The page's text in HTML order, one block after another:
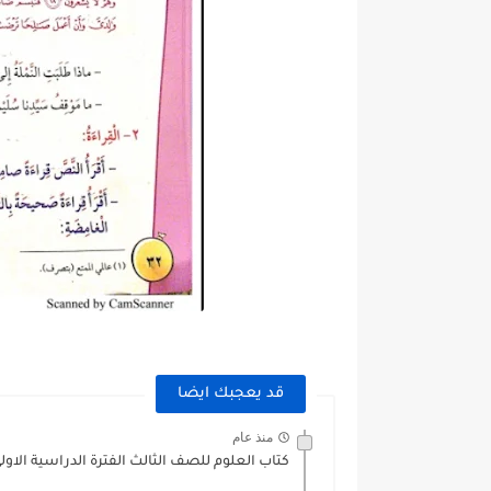
قد يعجبك ايضا
منذ عام
كتاب العلوم للصف الثالث الفترة الدراسية الاولي 2025-